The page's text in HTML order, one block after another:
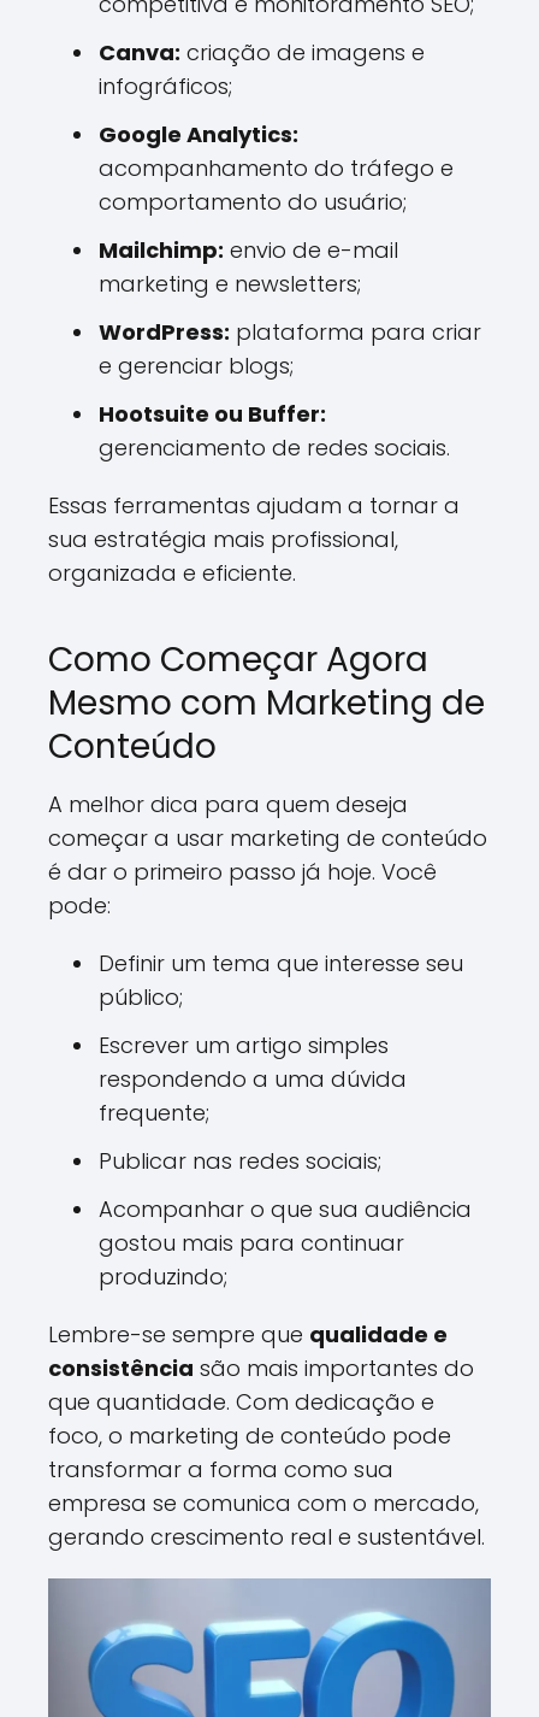
Canva: criação de imagens e
infográficos;
Google Analytics:
acompanhamento do tráfego e
comportamento do usuário;
Mailchimp: envio de e-mail
marketing e newsletters;
WordPress: plataforma para criar
e gerenciar blogs;
Hootsuite ou Buffer:
gerenciamento de redes sociais.
Essas ferramentas ajudam a tornar a
sua estratégia mais profissional,
organizada e eficiente.
Como Começar Agora
Mesmo com Marketing de
Conteúdo
A melhor dica para quem deseja
começar a usar marketing de conteúdo
é dar o primeiro passo já hoje. Você
pode:
Definir um tema que interesse seu
público;
Escrever um artigo simples
respondendo a uma dúvida
frequente;
Publicar nas redes sociais;
Acompanhar o que sua audiência
gostou mais para continuar
produzindo;
Lembre-se sempre que qualidade e
consistência são mais importantes do
que quantidade. Com dedicação e
foco, o marketing de conteúdo pode
transformar a forma como sua
empresa se comunica com o mercado,
gerando crescimento real e sustentável.